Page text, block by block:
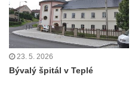
23. 5. 2026
Bývalý špitál v Teplé